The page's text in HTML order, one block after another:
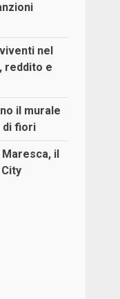
nel
reddito e
il murale
di fiori
il